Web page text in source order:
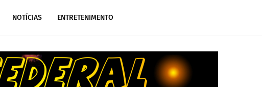
NOTÍCIAS ENTRETENIMENTO